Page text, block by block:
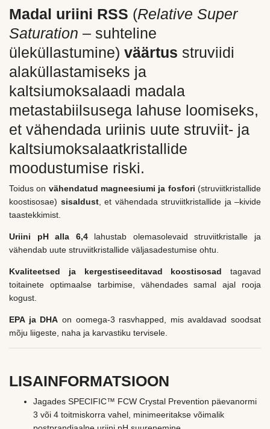
Madal uriini RSS (Relative Super
Saturation – suhteline
üleküllastumine) väärtus struviidi
alaküllastamiseks ja
kaltsiumoksalaadi madala
metastabiilsusega lahuse loomiseks,
et vähendada uriinis uute struviit- ja
kaltsiumoksalaatkristallide
moodustumise riski.
Toidus on vähendatud magneesiumi ja fosfori(struviitkristallide
koostisosae) sisaldust, et vähendada struviitkristallide ja –kivide
taastekkimist.
Uriini pH alla 6,4lahustab olemasolevaid struviitkristalle ja
vähendab uute struviitkristallide väljasadestumise ohtu.
Kvaliteetsed ja kergestiseeditavad koostisosad tagavad
toitainete optimaalse tarbimise, vähendades samal ajal rooja
kogust.
EPA ja DHA on oomega-3 rasvhapped, mis avaldavad soodsat
mõju liigeste, naha ja karvastiku tervisele.
LISAINFORMATSIOON
Jagades SPECIFIC™ FCW Crystal Prevention päevanormi
3 või 4 toitmiskorra vahel, minimeeritakse võimalik